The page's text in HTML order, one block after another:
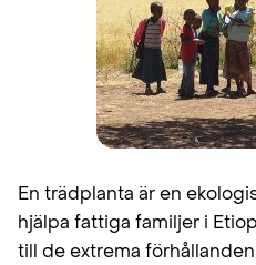
En trädplanta är en
hjälpa fattiga familjer i
till de extrema